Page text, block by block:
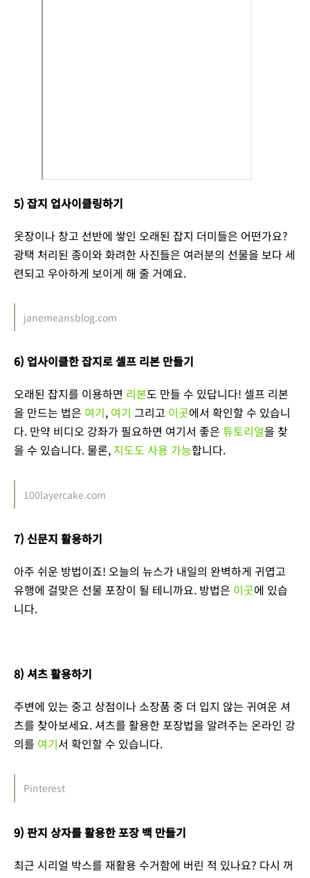
5) 잡지 업사이클링하기
옷장이나 창고 선반에 쌓인 오래된 잡지 더미들은 어떤가요?
광택 처리된 종이와 화려한 사진들은 여러분의 선물을 보다 세
련되고 우아하게 보이게 해 줄 거예요.
janemeansblog.com
6) 업사이클한 잡지로 셀프 리본 만들기
오래된 잡지를 이용하면 리본도 만들 수 있답니다! 셀프 리본
을 만드는 법은 여기, 여기 그리고 이곳에서 확인할 수 있습니
다. 만약 비디오 강좌가 필요하면 여기서 좋은 튜토리얼을 찾
을 수 있습니다. 물론, 지도도 사용 가능합니다.
100layercake.com
7) 신문지 활용하기
아주 쉬운 방법이죠! 오늘의 뉴스가 내일의 완벽하게 귀엽고
유행에 걸맞은 선물 포장이 될 테니까요. 방법은 이곳에 있습
니다.
8) 셔츠 활용하기
주변에 있는 중고 상점이나 소장품 중 더 입지 않는 귀여운 셔
츠를 찾아보세요. 셔츠를 활용한 포장법을 알려주는 온라인 강
의를 여기서 확인할 수 있습니다.
Pinterest
9) 판지 상자를 활용한 포장 백 만들기
최근 시리얼 박스를 재활용 수거함에 버린 적 있나요? 다시 꺼